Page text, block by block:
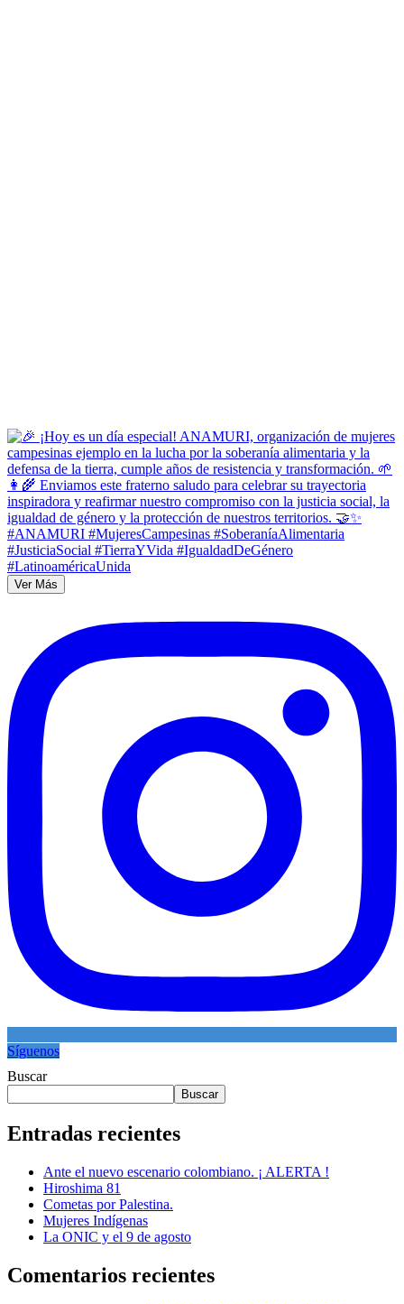
Ver Más
Síguenos
Buscar
Buscar
Entradas recientes
Ante el nuevo escenario colombiano. ¡ ALERTA !
Hiroshima 81
Cometas por Palestina.
Mujeres Indígenas
La ONIC y el 9 de agosto
Comentarios recientes